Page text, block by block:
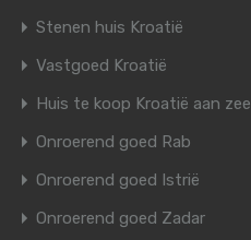
Stenen huis Kroatië
Vastgoed Kroatië
Huis te koop Kroatië aan zee
Onroerend goed Rab
Onroerend goed Istrië
Onroerend goed Zadar